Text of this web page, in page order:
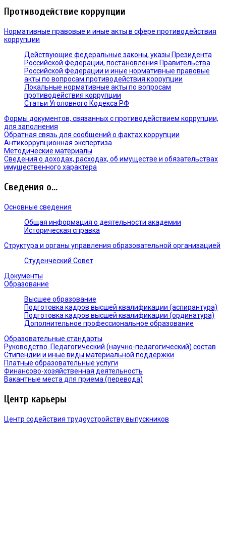
Противодействие коррупции
Нормативные правовые и иные акты в сфере противодействия
коррупции
Действующие федеральные законы, указы Президента
Российской Федерации, постановления Правительства
Российской Федерации и иные нормативные правовые
акты по вопросам противодействия коррупции
Локальные нормативные акты по вопросам
противодействия коррупции
Статьи Уголовного Кодекса РФ
Формы документов, связанных с противодействием коррупции,
для заполнения
Обратная связь для сообщений о фактах коррупции
Антикоррупционная экспертиза
Методические материалы
Сведения о доходах, расходах, об имуществе и обязательствах
имущественного характера
Сведения о...
Основные сведения
Общая информация о деятельности академии
Историческая справка
Структура и органы управления образовательной организацией
Студенческий Совет
Документы
Образование
Высшее образование
Подготовка кадров высшей квалификации (аспирантура)
Подготовка кадров высшей квалификации (ординатура)
Дополнительное профессиональное образование
Образовательные стандарты
Руководство. Педагогический (научно-педагогический) состав
Стипендии и иные виды материальной поддержки
Платные образовательные услуги
Финансово-хозяйственная деятельность
Вакантные места для приема (перевода)
Центр карьеры
Центр содействия трудоустройству выпускников